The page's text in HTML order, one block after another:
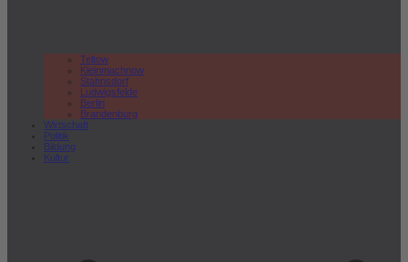
Teltow
Kleinmachnow
Stahnsdorf
Ludwigsfelde
Berlin
Brandenburg
Wirtschaft
Politik
Bildung
Kultur